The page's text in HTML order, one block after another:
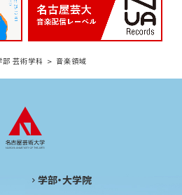
部 芸術学科 音楽領域
学部・大学院